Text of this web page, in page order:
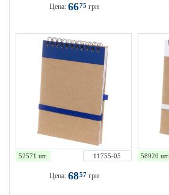
Цена: 6675 грн
52571 шт. 11755-05
Цена: 6857 грн
58920 шт.